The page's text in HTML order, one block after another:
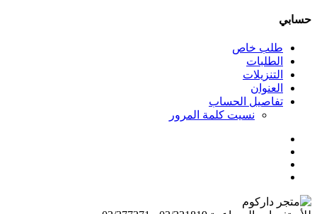
حسابي
طلب خاص
الطلبات
التنزيلات
العنوان
تفاصيل الحساب
نسيت كلمة المرور